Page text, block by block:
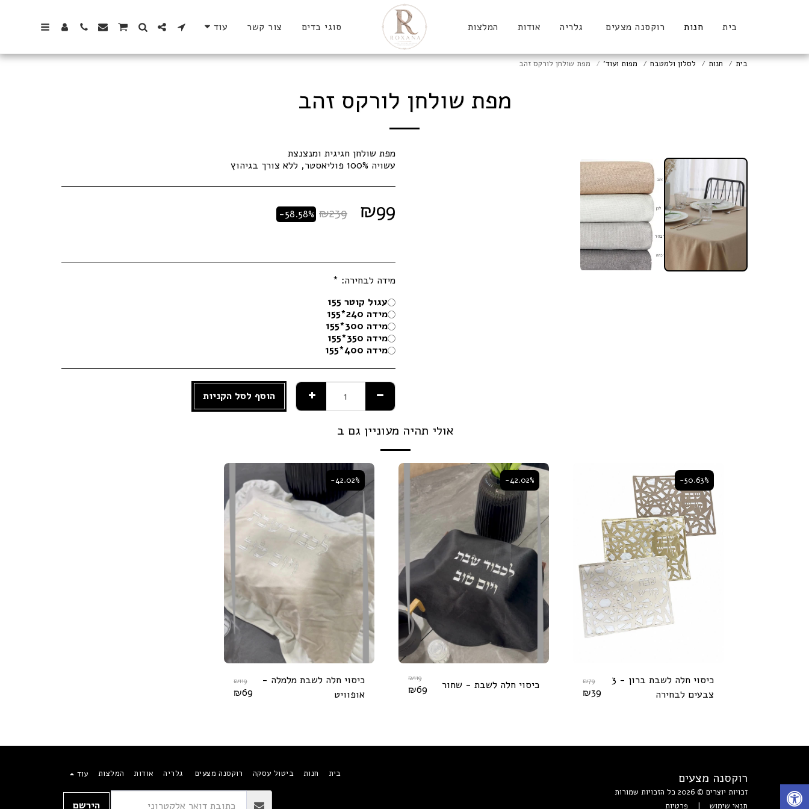
בית חנות רוקסנה מצעים גלריה אודות המלצות סוגי בדים צור קשר עוד
בית חנות לסלון ולמטבח מפות ועוד' מפת שולחן לורקס זהב
מפת שולחן לורקס זהב
new Collection
עשויה 100% פוליאסטר, ללא צורך בגיהוץ
₪99
₪239
-58.58%
מידה לבחירה: *
עגול קוטר 155
מידה 240*155
מידה 300*155
מידה 350*155
מידה 400*155
הוסף לסל הקניות
אולי תהיה מעוניין גם ב
-50.63%
כיסוי חלה לשבת ברון - 3
צבעים לבחירה
₪79
₪39
-42.02%
כיסוי חלה לשבת - שחור ₪119
₪69
-42.02%
כיסוי חלה לשבת מלמלה -
אופוויט
₪119
₪69
רוקסנה מצעים
זכויות יוצרים © 2026 כל הזכויות שמורות
תנאי שימוש | פרטיות
בית חנות ביטול עסקה רוקסנה מצעים גלריה אודות המלצות עוד
הירשם